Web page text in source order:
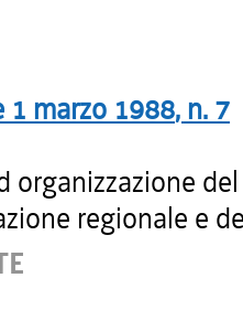
1 marzo 1988, n. 7
organizzazione
regionale e